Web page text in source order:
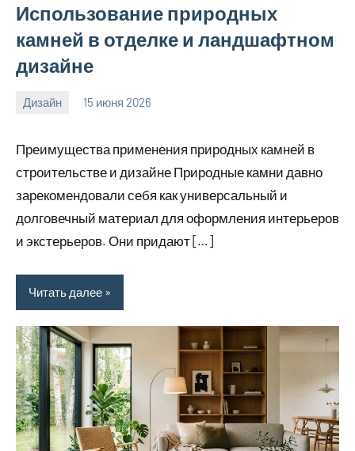
Использование природных
камней в отделке и ландшафтном
дизайне
Дизайн 15 июня 2026
calvinken_co
Преимущества применения природных камней в
строительстве и дизайне Природные камни давно
зарекомендовали себя как универсальный и
долговечный материал для оформления интерьеров
и экстерьеров. Они придают […]
Читать далее